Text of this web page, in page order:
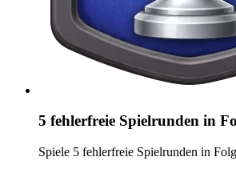
5 fehlerfreie Spielrunden in
Spiele 5 fehlerfreie Spielrunden in